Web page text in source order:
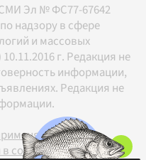
Эл № ФС77-67642
надзору в сфере
и массовых
г. Редакция не
информации,
Редакция не
соответствии с